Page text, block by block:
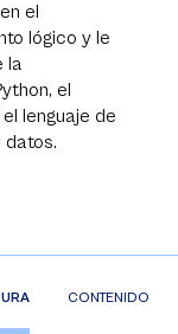
el
lógico y le
la
el
lenguaje de
datos.
CONTENIDOS